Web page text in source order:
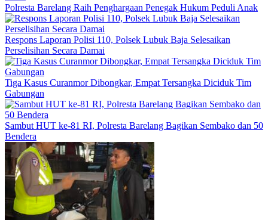
Polresta Barelang Raih Penghargaan Penegak Hukum Peduli Anak
Respons Laporan Polisi 110, Polsek Lubuk Baja Selesaikan
Perselisihan Secara Damai
Tiga Kasus Curanmor Dibongkar, Empat Tersangka Diciduk Tim
Gabungan
Sambut HUT ke-81 RI, Polresta Barelang Bagikan Sembako dan 50
Bendera